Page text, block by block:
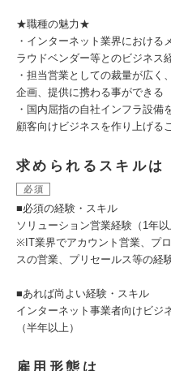
★職種の魅力★
・インターネット業界における
ラウドベンダー等とのビジネス
・担当営業としての裁量が広
企画、提供に携わる事ができる
・国内屈指の自社インフラ設備
顧客向けビジネスを作り上げる
求められるスキルは
必須
■必須の経験・スキル
ソリューション営業経験（1年以
※IT業界でアカウント営業、プ
スの営業、プリセールス等の経
■あれば尚よい経験・スキル
インターネット事業者向けビジ
（半年以上）
雇用形態は